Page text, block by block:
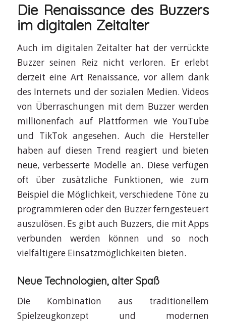
Die Renaissance des Buzzers
im digitalen Zeitalter
Auch im digitalen Zeitalter hat der verrückte
Buzzer seinen Reiz nicht verloren. Er erlebt
derzeit eine Art Renaissance, vor allem dank
des Internets und der sozialen Medien. Videos
von Überraschungen mit dem Buzzer werden
millionenfach auf Plattformen wie YouTube
und TikTok angesehen. Auch die Hersteller
haben auf diesen Trend reagiert und bieten
neue, verbesserte Modelle an. Diese verfügen
oft über zusätzliche Funktionen, wie zum
Beispiel die Möglichkeit, verschiedene Töne zu
programmieren oder den Buzzer ferngesteuert
auszulösen. Es gibt auch Buzzers, die mit Apps
verbunden werden können und so noch
vielfältigere Einsatzmöglichkeiten bieten.
Neue Technologien, alter Spaß
Die Kombination aus traditionellem
Spielzeugkonzept und modernen